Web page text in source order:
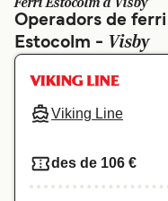
Schweiz (DE)
Operadors de
Estocolm - Visby
Viking Line
des de 106 €